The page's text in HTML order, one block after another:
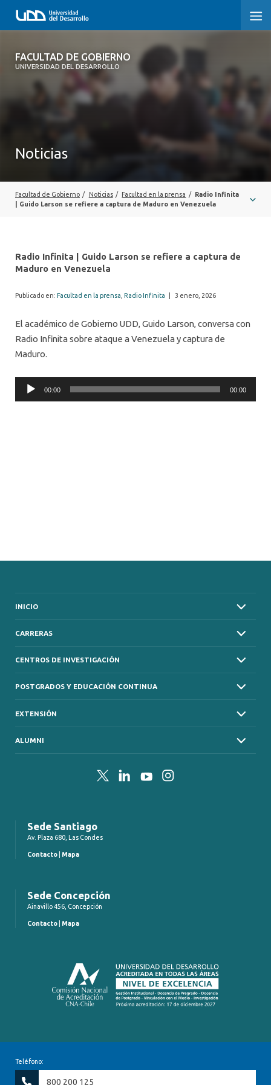
FACULTAD DE GOBIERNO
UNIVERSIDAD DEL DESARROLLO
FACULTAD DE GOBIERNO
EXTENSIÓN
Noticias
Facultad de Gobierno / Noticias / Facultad en la prensa /
Radio Infinita
| Guido Larson se refiere a captura de Maduro en Venezuela
Radio Infinita | Guido Larson se refiere a captura de
Maduro en Venezuela
Publicado en: Facultad en la prensa Radio Infinita 3 enero, 2026
El académico de Gobierno UDD, Guido Larson, conversa con
Radio Infinita sobre ataque a Venezuela y captura de
Maduro.
Audio
Player
00:00 00:00
INICIO
CARRERAS
CENTROS DE INVESTIGACIÓN
POSTGRADOS Y EDUCACIÓN CONTINUA
EXTENSIÓN
ALUMNI
TwitterLinkedInYouTubeInstagram
Sede Santiago
Av. Plaza 680, Las Condes
Contacto Mapa
Sede Concepción
Ainavillo 456, Concepción
Contacto Mapa
Teléfono:
800 200 125